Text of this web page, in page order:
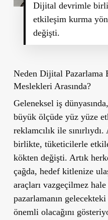
Dijital devrimle
etkileşim kurma
değişti.
Neden Dijital Pazarlama
Meslekleri Arasında?
Geleneksel iş
büyük ölçüde yüz yüze
reklamcılık ile
birlikte, tüketicilerle
kökten değişti. Artık
çağda, hedef kitlenize
araçları vazgeçilmez
pazarlamanın
önemli olacağını